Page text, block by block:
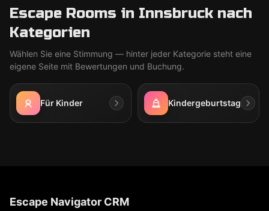
Escape Rooms in Innsbruck nach
Kategorien
Wählen Sie eine Stimmung — hinter jeder Kategorie steht eine
eigene Seite mit Bewertungen und Buchung.
Für Kinder Kindergeburtstag
Escape Navigator CRM